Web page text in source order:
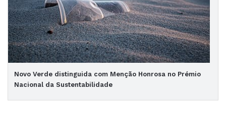
Novo Verde distinguida com Menção Honrosa no Prémio
Nacional da Sustentabilidade